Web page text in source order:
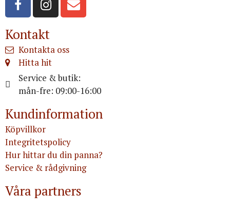
Kontakt
Kontakta oss
Hitta hit
Service & butik:
mån-fre: 09:00-16:00
Kundinformation
Köpvillkor
Integritetspolicy
Hur hittar du din panna?
Service & rådgivning
Våra partners